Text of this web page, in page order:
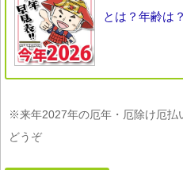
とは？年齢は
※来年2027年の厄年・厄除け厄払
どうぞ